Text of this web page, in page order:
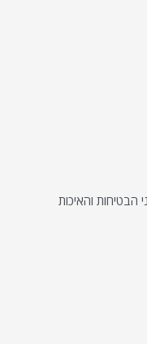
הבטיחות והאיכות